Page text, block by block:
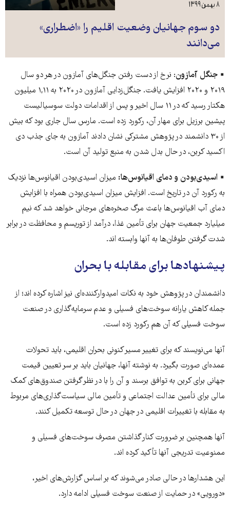
دو سوم جهانیان وضعیت اقلیم را «اضطراری»
می‌دانند
۸ بهمن ۱۳۹۹
▪️ جنگل آمازون: نرخ از دست رفتن جنگل‌های آمازون در هر دو سال
۲۰۱۹ و ۲۰۲۰ افزایش یافت. جنگل‌زدایی آمازون در ۲۰۲۰ به ۱,۱۱ میلیون
هکتار رسید که در ۱۱ سال اخیر و پس از اقدامات دولت سوسیالیست
پیشین برزیل برای مهار آن، رکورد زده است. مارس سال جاری بود که بیش
از ۳۰ دانشمند در پژوهش مشترکی نشان دادند آمازون به جای جذب دی
اکسید کربن، در حال بدل شدن به منبع تولید آن است.
▪️ اسیدی‌بودن و دمای اقیانوس‌ها: میزان اسیدی‌بودن اقیانوس‌ها نزدیک
به رکورد آن در تاریخ است. افزایش میزان اسیدی‌بودن همراه با افزایش
دمای آب اقیانوس‌ها باعث مرگ صخره‌های مرجانی خواهد شد که نیم
میلیارد جمعیت جهان برای تأمین غذا، درآمد از توریسم و محافظت در برابر
شدت گرفتن طوفان‌ها به آنها وابسته اند.
پیشنهادها برای مقابله با بحران
دانشمندان در پژوهش خود به نکات امیدوارکننده‌ای نیز اشاره کرده اند؛ از
جمله کاهش یارانه‌ سوخت‌های فسیلی و عدم سرمایه‌گذاری در صنعت
سوخت فسیلی که آن هم رکورد زده است.
آنها می‌نویسند که برای تغییر مسیر کنونی بحران اقلیمی، باید تحولات
عمده‌ای صورت بگیرد. به نوشته آنها، جهانیان باید بر سر تعیین قیمت
جهانی برای کربن به توافق برسند و آن را با در نظر گرفتن صندوق‌های کمک
مالی برای تأمین عدالت اجتماعی و تأمین مالی سیاست‌گذاری‌های مربوط
به مقابله با تغییرات اقلیمی در جهان در حال توسعه تکمیل کنند.
آنها همچنین بر ضرورت کنار گذاشتن مصرف سوخت‌های فسیلی و
ممنوعیت تدریجی آنها تأکید کرده اند.
این هشدارها در حالی صادر می‌شوند که بر اساس گزارش‌های اخیر،
«دورویی» در حمایت از صنعت سوخت فسیلی ادامه دارد.